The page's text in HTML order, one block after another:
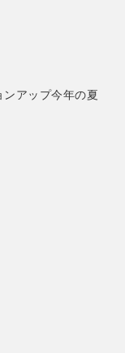
アップ今年の夏